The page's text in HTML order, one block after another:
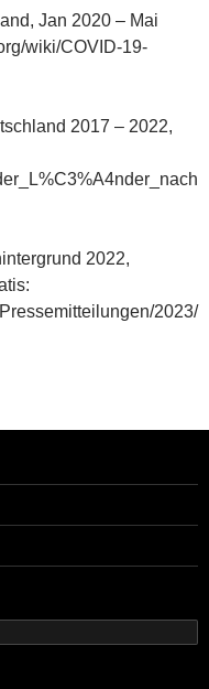
Jan 2020 – Mai
wiki/COVID-19-
2017 – 2022,
2022,
2023/